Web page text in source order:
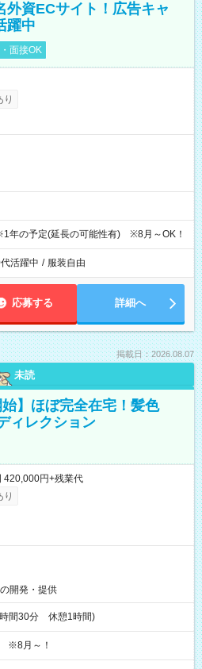
外資ECサイト！広告キャ
躍中
面接OK
り
の予定(延長の可能性有) ※8月～OK！
活躍中 / 服装自由
応募する 詳細へ
掲載日：2026.08.07
未読
】ほぼ完全在宅！髪色
ィレクション
円+残業代
り
開発・提供
間30分 休憩1時間)
※8月～！